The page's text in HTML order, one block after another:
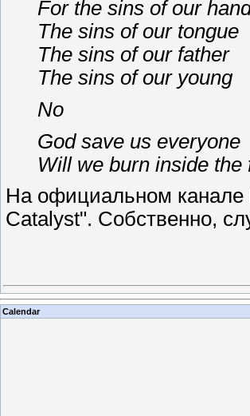
For the sins of our
The sins of our tongue
The sins of our father
The sins of our young
No
God save us everyone
Will we burn inside
На официальном канале
Catalyst". Собственно,
Calendar